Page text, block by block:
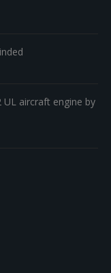
aircraft engine by